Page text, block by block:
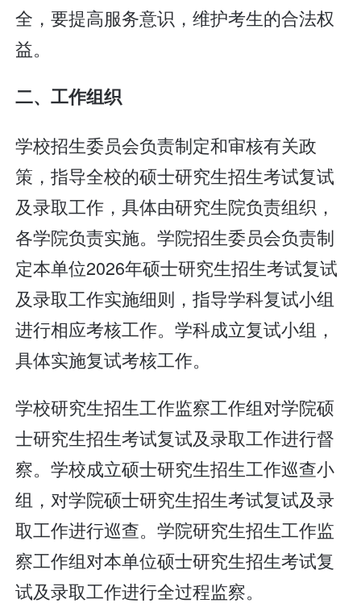
全，要提高服务意识，维护考生的合法权
益。
二、工作组织
学校招生委员会负责制定和审核有关政
策，指导全校的硕士研究生招生考试复试
及录取工作，具体由研究生院负责组织，
各学院负责实施。学院招生委员会负责制
定本单位2026年硕士研究生招生考试复试
及录取工作实施细则，指导学科复试小组
进行相应考核工作。学科成立复试小组，
具体实施复试考核工作。
学校研究生招生工作监察工作组对学院硕
士研究生招生考试复试及录取工作进行督
察。学校成立硕士研究生招生工作巡查小
组，对学院硕士研究生招生考试复试及录
取工作进行巡查。学院研究生招生工作监
察工作组对本单位硕士研究生招生考试复
试及录取工作进行全过程监察。